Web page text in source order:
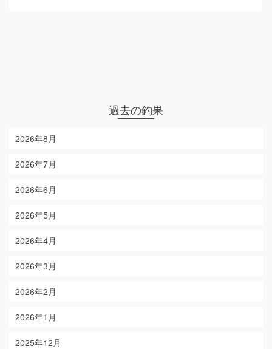
過去の釣果
2026年8月
2026年7月
2026年6月
2026年5月
2026年4月
2026年3月
2026年2月
2026年1月
2025年12月